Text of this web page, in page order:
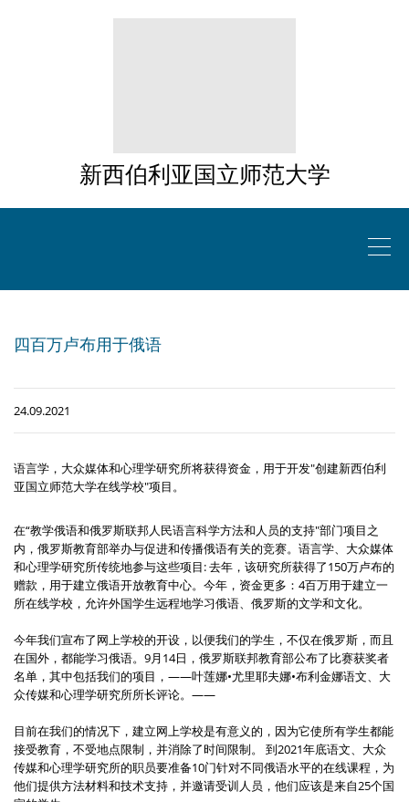
新西伯利亚国立师范大学
四百万卢布用于俄语
24.09.2021
语言学，大众媒体和心理学研究所将获得资金，用于开发"创建新西伯利
亚国立师范大学在线学校"项目。
在“教学俄语和俄罗斯联邦人民语言科学方法和人员的支持"部门项目之
内，俄罗斯教育部举办与促进和传播俄语有关的竞赛。语言学、大众媒体
和心理学研究所传统地参与这些项目: 去年，该研究所获得了150万卢布的
赠款，用于建立俄语开放教育中心。今年，资金更多：4百万用于建立一
所在线学校，允许外国学生远程地学习俄语、俄罗斯的文学和文化。
今年我们宣布了网上学校的开设，以便我们的学生，不仅在俄罗斯，而且
在国外，都能学习俄语。9月14日，俄罗斯联邦教育部公布了比赛获奖者
名单，其中包括我们的项目，——叶莲娜•尤里耶夫娜•布利金娜语文、大
众传媒和心理学研究所所长评论。——
目前在我们的情况下，建立网上学校是有意义的，因为它使所有学生都能
接受教育，不受地点限制，并消除了时间限制。 到2021年底语文、大众
传媒和心理学研究所的职员要准备10门针对不同俄语水平的在线课程，为
他们提供方法材料和技术支持，并邀请受训人员，他们应该是来自25个国